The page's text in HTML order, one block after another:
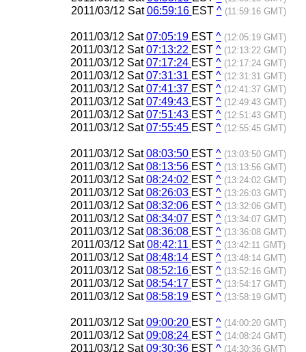
2011/03/12 Sat06:59:16 EST ^ (11:59:16 GMT)
2011/03/12 Sat07:05:19 EST ^ (12:05:19 GMT)
2011/03/12 Sat07:13:22 EST ^ (12:13:22 GMT)
2011/03/12 Sat07:17:24 EST ^ (12:17:24 GMT)
2011/03/12 Sat07:31:31 EST ^ (12:31:31 GMT)
2011/03/12 Sat07:41:37 EST ^ (12:41:37 GMT)
2011/03/12 Sat07:49:43 EST ^ (12:49:43 GMT)
2011/03/12 Sat07:51:43 EST ^ (12:51:43 GMT)
2011/03/12 Sat07:55:45 EST ^ (12:55:45 GMT)
2011/03/12 Sat08:03:50 EST ^ (13:03:50 GMT)
2011/03/12 Sat08:13:56 EST ^ (13:13:56 GMT)
2011/03/12 Sat08:24:02 EST ^ (13:24:02 GMT)
2011/03/12 Sat08:26:03 EST ^ (13:26:03 GMT)
2011/03/12 Sat08:32:06 EST ^ (13:32:06 GMT)
2011/03/12 Sat08:34:07 EST ^ (13:34:07 GMT)
2011/03/12 Sat08:36:08 EST ^ (13:36:08 GMT)
2011/03/12 Sat08:42:11 EST ^ (13:42:11 GMT)
2011/03/12 Sat08:48:14 EST ^ (13:48:14 GMT)
2011/03/12 Sat08:52:16 EST ^ (13:52:16 GMT)
2011/03/12 Sat08:54:17 EST ^ (13:54:17 GMT)
2011/03/12 Sat08:58:19 EST ^ (13:58:19 GMT)
2011/03/12 Sat09:00:20 EST ^ (14:00:20 GMT)
2011/03/12 Sat09:08:24 EST ^ (14:08:24 GMT)
2011/03/12 Sat09:30:36 EST ^ (14:30:36 GMT)